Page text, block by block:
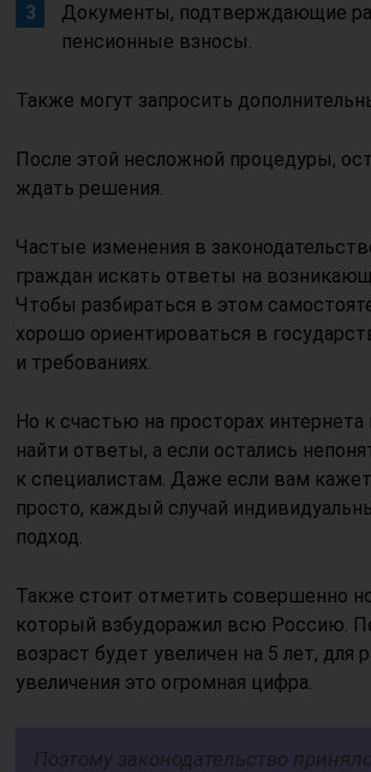
Документы, подтверждающие
пенсионные взносы.
Также могут запросить
После этой несложной процедуры,
ждать решения.
Частые изменения в
граждан искать ответы на
Чтобы разбираться в этом
хорошо ориентироваться в
и требованиях.
Но к счастью на просторах
найти ответы, а если остались
к специалистам. Даже если вам
просто, каждый случай
подход.
Также стоит отметить совершенно
который взбудоражил всю Россию.
возраст будет увеличен на 5 лет, для
увеличения это огромная цифра.
Поэтому законодательство